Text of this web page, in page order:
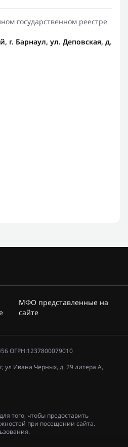
государственном реестре
г. Барнаул, ул. Деповская, д.
МФО представленные на
сайте
ОГРН:1237800079010
ул Ивана Черных, д. 29 литера А,
того, чтобы предоставить
при посещении сайта.